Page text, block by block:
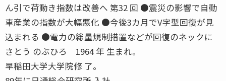
ん引で荷動き指数は改善へ 第32 回 ●震災の影響で自動
車産業の指数が大幅悪化 ●今後3カ月でV字型回復が見
込まれる ●電力の総量規制措置などが回復のネックに
さとう のぶひろ 1964 年 生まれ。
早稲田大学大学院修 了。